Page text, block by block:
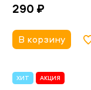
290 ₽
В корзину
ХИТ АКЦИЯ